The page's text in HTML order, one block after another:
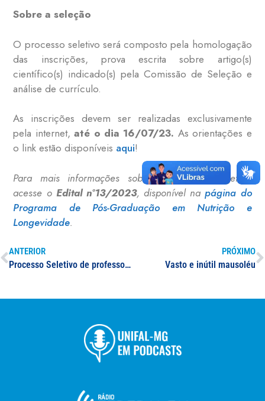
Sobre a seleção
O processo seletivo será composto pela homologação
das inscrições, prova escrita sobre artigo(s)
científico(s) indicado(s) pela Comissão de Seleção e
análise de currículo.
As inscrições devem ser realizadas exclusivamente
pela internet,até o dia 16/07/23. As orientações e
o link estão disponíveis aqui!
Para mais informações sobre o processo seletivo,
acesse o Edital n°13/2023, disponível napágina do
Programa de Pós-Graduação em Nutrição e
Longevidade.
ANTERIOR
Processo Seletivo de professor(a) visitante e professor(a) visitante estrangeiro(a) para o Programa de Pós-Graduação em Biociências Aplicadas à Saúde
PRÓXIMO
Vasto e inútil mausoléu